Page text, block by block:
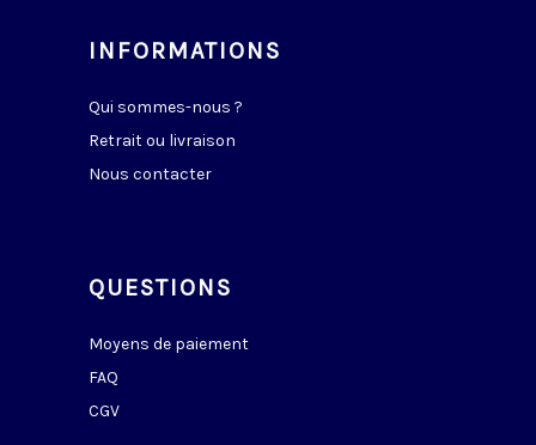
INFORMATIONS
Qui sommes-nous ?
Retrait ou livraison
Nous contacter
QUESTIONS
Moyens de paiement
FAQ
CGV